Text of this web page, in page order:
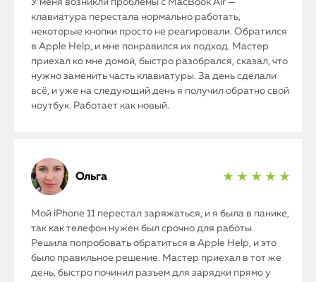
У меня возникли проблемы с MacBook Air —
клавиатура перестала нормально работать,
некоторые кнопки просто не реагировали. Обратился
в Apple Help, и мне понравился их подход. Мастер
приехал ко мне домой, быстро разобрался, сказал, что
нужно заменить часть клавиатуры. За день сделали
всё, и уже на следующий день я получил обратно свой
ноутбук. Работает как новый.
Ольга ★ ★ ★ ★ ★
Мой iPhone 11 перестал заряжаться, и я была в панике,
так как телефон нужен был срочно для работы.
Решила попробовать обратиться в Apple Help, и это
было правильное решение. Мастер приехал в тот же
день, быстро починил разъем для зарядки прямо у